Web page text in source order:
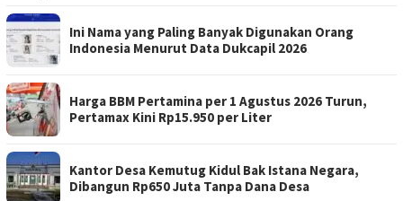
Ini Nama yang Paling Banyak Digunakan Orang
Indonesia Menurut Data Dukcapil 2026
Harga BBM Pertamina per 1 Agustus 2026 Turun,
Pertamax Kini Rp15.950 per Liter
Kantor Desa Kemutug Kidul Bak Istana Negara,
Dibangun Rp650 Juta Tanpa Dana Desa